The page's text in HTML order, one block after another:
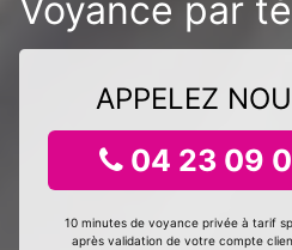
Voyance par
APPELEZ
04 23 09
10 minutes de voyance privée à tarif
après validation de votre compte